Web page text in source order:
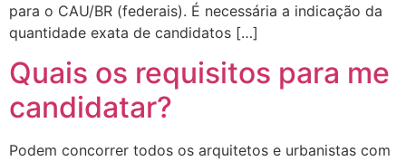
para o CAU/BR (federais). É necessária a indicação da
quantidade exata de candidatos […]
Quais os requisitos para me
candidatar?
Podem concorrer todos os arquitetos e urbanistas com